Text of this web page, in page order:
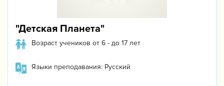
"Детская Планета"
Возраст учеников от 6 - до 17 лет
Языки преподавания: Русский